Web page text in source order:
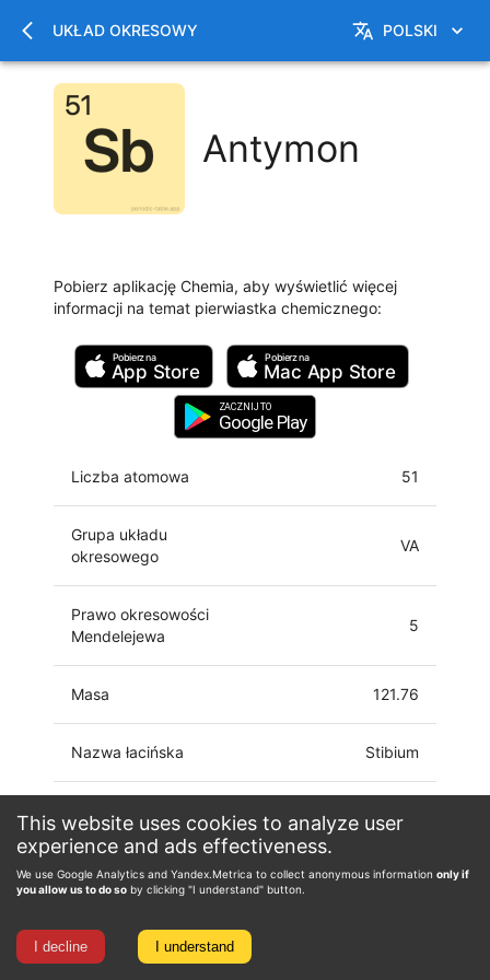
This website uses cookies to analyze user
experience and ads effectiveness.
We use Google Analytics and Yandex.Metrica to collect anonymous information only if
you allow us to do so by clicking "I understand" button.
I decline I understand
UKŁAD OKRESOWY POLSKI
Antymon
Pobierz aplikację Chemia, aby wyświetlić więcej
informacji na temat pierwiastka chemicznego:
Pobierz na
App Store
Pobierz na
Mac App Store
ZACZNIJ TO
Google Play
Liczba atomowa 51
Grupa układu
okresowego
VA
Prawo okresowości
Mendelejewa
5
Masa 121.76
Nazwa łacińska Stibium
Stopień utlenienia
-3, -2, -1, 0, 1, 2,